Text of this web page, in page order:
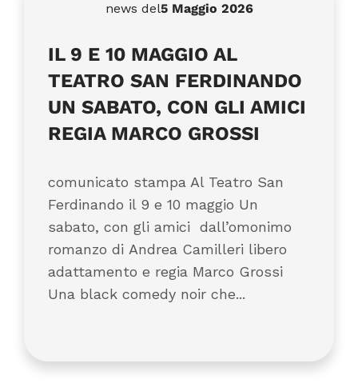
news del5 Maggio 2026
IL 9 E 10 MAGGIO AL
TEATRO SAN FERDINANDO
UN SABATO, CON GLI AMICI
REGIA MARCO GROSSI
comunicato stampa Al Teatro San
Ferdinando il 9 e 10 maggio Un
sabato, con gli amici dall’omonimo
romanzo di Andrea Camilleri libero
adattamento e regia Marco Grossi
Una black comedy noir che...